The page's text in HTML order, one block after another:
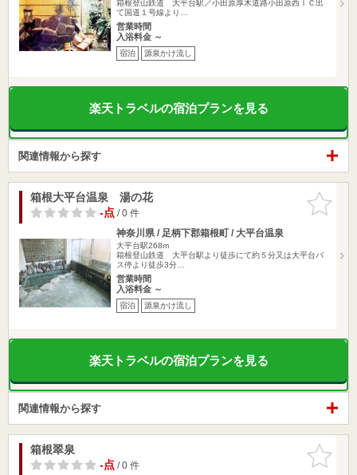
箱根登山鉄道 大平台駅／小田原厚木道路小田原西ＩＣ出
て国道１号線より…
営業時間
入浴料金 ～
宿泊 源泉かけ流し
楽天トラベルの宿泊プランを見る
関連情報から探す
お気に入
りに追加
箱根大平台温泉 湯の花
-点/ 0 件
神奈川県 / 足柄下郡箱根町 / 大平台温泉
大平台駅268m
箱根登山鉄道 大平台駅より徒歩にて約５分又は大平台バ
ス停より徒歩3分…
営業時間
入浴料金 ～
宿泊 源泉かけ流し
楽天トラベルの宿泊プランを見る
関連情報から探す
お気に入
りに追加
箱根翠泉
-点/ 0 件